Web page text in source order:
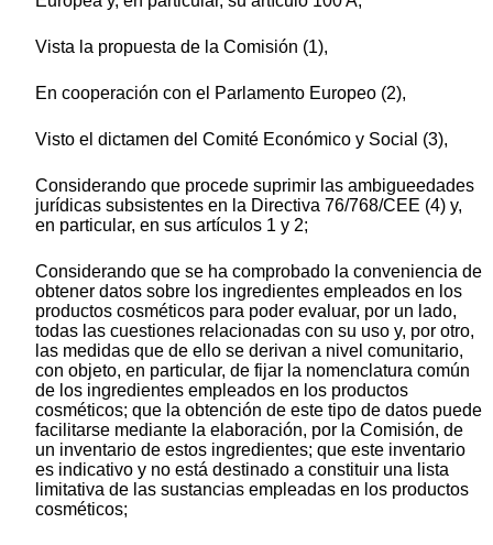
Vista la propuesta de la Comisión (1),
En cooperación con el Parlamento Europeo (2),
Visto el dictamen del Comité Económico y Social (3),
Considerando que procede suprimir las ambigueedades
jurídicas subsistentes en la Directiva 76/768/CEE (4) y,
en particular, en sus artículos 1 y 2;
Considerando que se ha comprobado la conveniencia de
obtener datos sobre los ingredientes empleados en los
productos cosméticos para poder evaluar, por un lado,
todas las cuestiones relacionadas con su uso y, por otro,
las medidas que de ello se derivan a nivel comunitario,
con objeto, en particular, de fijar la nomenclatura común
de los ingredientes empleados en los productos
cosméticos; que la obtención de este tipo de datos puede
facilitarse mediante la elaboración, por la Comisión, de
un inventario de estos ingredientes; que este inventario
es indicativo y no está destinado a constituir una lista
limitativa de las sustancias empleadas en los productos
cosméticos;